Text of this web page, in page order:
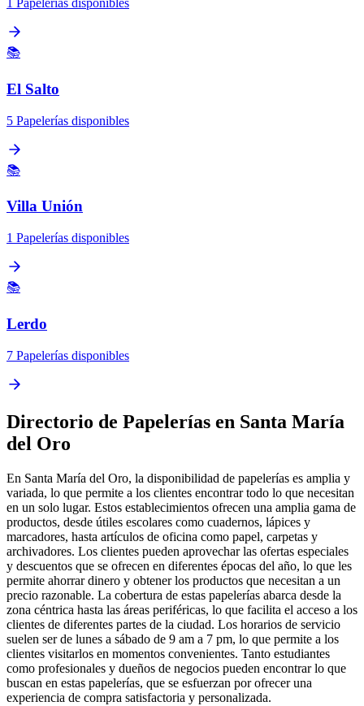
1 Papelerías disponibles
📚
El Salto
5 Papelerías disponibles
📚
Villa Unión
1 Papelerías disponibles
📚
Lerdo
7 Papelerías disponibles
Directorio de Papelerías en Santa María
del Oro
En Santa María del Oro, la disponibilidad de papelerías es amplia y
variada, lo que permite a los clientes encontrar todo lo que necesitan
en un solo lugar. Estos establecimientos ofrecen una amplia gama de
productos, desde útiles escolares como cuadernos, lápices y
marcadores, hasta artículos de oficina como papel, carpetas y
archivadores. Los clientes pueden aprovechar las ofertas especiales
y descuentos que se ofrecen en diferentes épocas del año, lo que les
permite ahorrar dinero y obtener los productos que necesitan a un
precio razonable. La cobertura de estas papelerías abarca desde la
zona céntrica hasta las áreas periféricas, lo que facilita el acceso a los
clientes de diferentes partes de la ciudad. Los horarios de servicio
suelen ser de lunes a sábado de 9 am a 7 pm, lo que permite a los
clientes visitarlos en momentos convenientes. Tanto estudiantes
como profesionales y dueños de negocios pueden encontrar lo que
buscan en estas papelerías, que se esfuerzan por ofrecer una
experiencia de compra satisfactoria y personalizada.